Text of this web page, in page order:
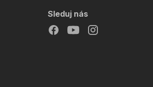
Sleduj nás